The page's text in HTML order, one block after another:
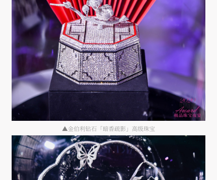
▲金伯利钻石「暗香疏影」高级珠宝